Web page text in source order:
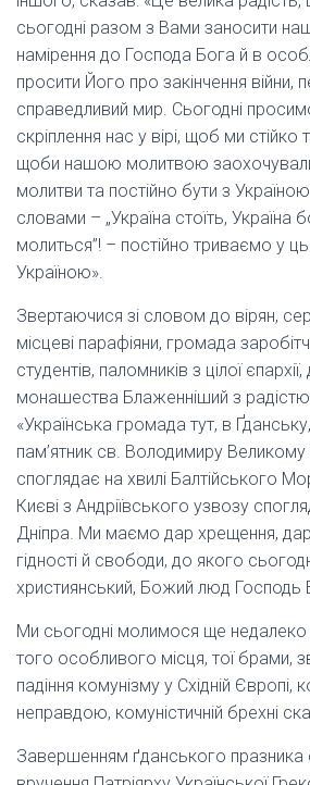
сьогодні разом з Вами заносити
намірення до Господа Бога й в
просити Його про закінчення війни,
справедливий мир. Сьогодні
скріплення нас у вірі, щоб ми стійко
щоби нашою молитвою
молитви та постійно бути з
словами – „Україна стоїть, Україна
молиться”! – постійно триваємо у
Україною».
Звертаючися зі словом до вірян,
місцеві парафіяни, громада
студентів, паломників з цілої
монашества Блаженніший з радістю
«Українська громада тут, в
пам’ятник св. Володимиру Великому
споглядає на хвилі Балтійського
Києві з Андріївського узвозу
Дніпра. Ми маємо дар хрещення,
гідності й свободи, до якого
християнський, Божий люд Господь
Ми сьогодні молимося ще недалеко
того особливого місця, тої брами,
падіння комунізму у Східній Європі,
неправдою, комуністичній брехні
Завершенням ґданського празника